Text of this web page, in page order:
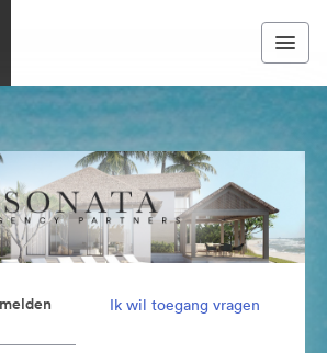
Ik wil toegang vragen